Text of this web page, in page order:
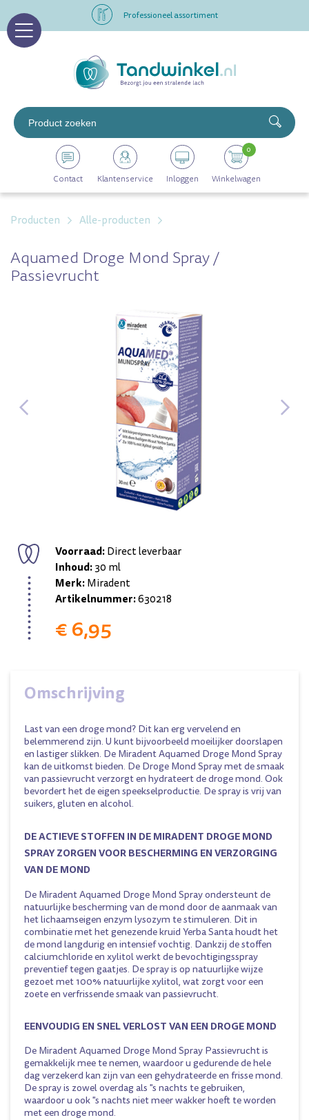
Professioneel assortiment
Op werkdagen voor 16.00 uur besteld, morgen in huis
Professioneel assortiment
Altijd op voorraad
Contact Klantenservice Inloggen Winkelwagen
0
Producten Alle-producten
Aquamed Droge Mond Spray /
Passievrucht
Voorraad:Direct leverbaar
Inhoud:30 ml
Merk:Miradent
Artikelnummer:630218
€ 6,95
Omschrijving
Last van een droge mond? Dit kan erg vervelend en
belemmerend zijn. U kunt bijvoorbeeld moeilijker doorslapen
en lastiger slikken. De Miradent Aquamed Droge Mond Spray
kan de uitkomst bieden. De Droge Mond Spray met de smaak
van passievrucht verzorgt en hydrateert de droge mond. Ook
bevordert het de eigen speekselproductie. De spray is vrij van
suikers, gluten en alcohol.
DE ACTIEVE STOFFEN IN DE MIRADENT DROGE MOND
SPRAY ZORGEN VOOR BESCHERMING EN VERZORGING
VAN DE MOND
De Miradent Aquamed Droge Mond Spray ondersteunt de
natuurlijke bescherming van de mond door de aanmaak van
het lichaamseigen enzym lysozym te stimuleren. Dit in
combinatie met het genezende kruid Yerba Santa houdt het
de mond langdurig en intensief vochtig. Dankzij de stoffen
calciumchloride en xylitol werkt de bevochtigingsspray
preventief tegen gaatjes. De spray is op natuurlijke wijze
gezoet met 100% natuurlijke xylitol, wat zorgt voor een
zoete en verfrissende smaak van passievrucht.
EENVOUDIG EN SNEL VERLOST VAN EEN DROGE MOND
De Miradent Aquamed Droge Mond Spray Passievrucht is
gemakkelijk mee te nemen, waardoor u gedurende de hele
dag verzekerd kan zijn van een gehydrateerde en frisse mond.
De spray is zowel overdag als "s nachts te gebruiken,
waardoor u ook "s nachts niet meer wakker hoeft te worden
met een droge mond.